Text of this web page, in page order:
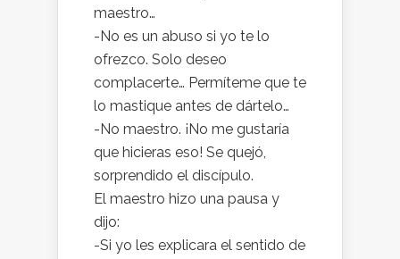
maestro…
-No es un abuso si yo te lo
ofrezco. Solo deseo
complacerte… Permíteme que te
lo mastique antes de dártelo…
-No maestro. ¡No me gustaría
que hicieras eso! Se quejó,
sorprendido el discípulo.
El maestro hizo una pausa y
dijo:
-Si yo les explicara el sentido de